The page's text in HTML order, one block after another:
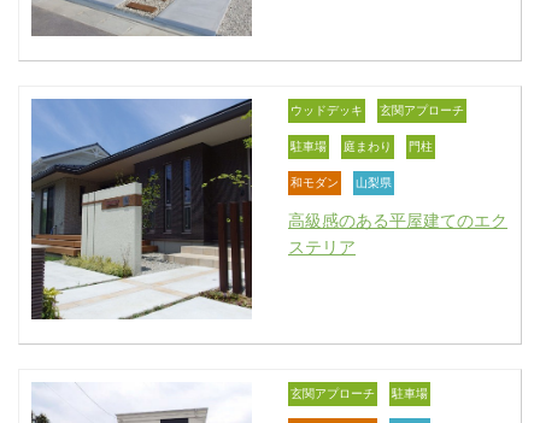
ウッドデッキ 玄関アプローチ
駐車場 庭まわり 門柱
和モダン 山梨県
高級感のある平屋建てのエク
ステリア
玄関アプローチ 駐車場